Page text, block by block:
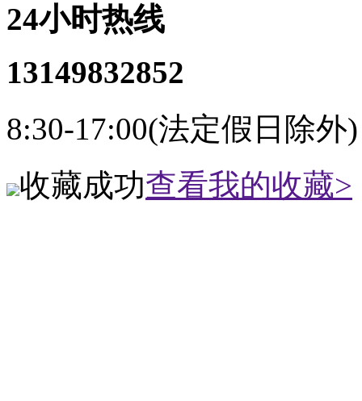
24小时热线
13149832852
8:30-17:00(法定假日除外)
收藏成功查看我的收藏>